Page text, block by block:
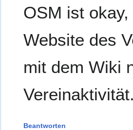
OSM ist
Website des
mit dem Wiki
Beantworten